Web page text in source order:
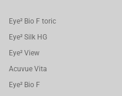
Eye² Bio F toric
Eye² Silk HG
Eye² View
Acuvue Vita
Eye² Bio F